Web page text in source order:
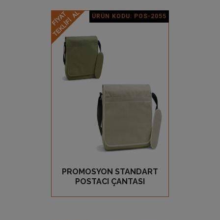
ÜRÜN KODU: POS-2055
GÖZ AT
Ürün Detay
PROMOSYON STANDART
POSTACI ÇANTASI